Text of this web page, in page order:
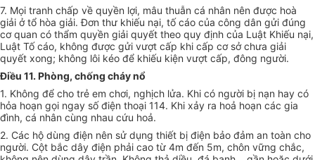
7. Mọi tranh chấp về quyền lợi, mâu thuẫn cá nhân nên được hoà
giải ở tổ hòa giải. Đơn thư khiếu nại, tố cáo của công dân gửi đúng
cơ quan có thẩm quyền giải quyết theo quy định của Luật Khiếu nại,
Luật Tố cáo, không được gửi vượt cấp khi cấp cơ sở chưa giải
quyết xong; không lôi kéo để khiếu kiện vượt cấp, đông người.
Điều 11. Phòng, chống cháy nổ
1. Không để cho trẻ em chơi, nghịch lửa. Khi có người bị nạn hay có
hỏa hoạn gọi ngay số điện thoại 114. Khi xảy ra hoả hoạn các gia
đình, cá nhân cùng nhau cứu hoả.
2. Các hộ dùng điện nên sử dụng thiết bị điện bảo đảm an toàn cho
người. Cột bắc dây điện phải cao từ 4m đến 5m, chôn vững chắc,